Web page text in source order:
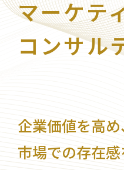
CSR活動
お知らせ
お問い合わせ
マーケテ
コンサル
企業価値を高め
市場での存在